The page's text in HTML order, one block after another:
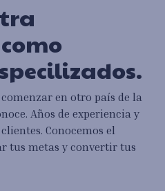
en otro país de la
Años de experiencia y
Conocemos el
tus metas y convertir tus